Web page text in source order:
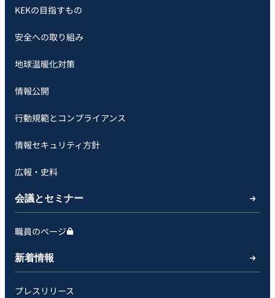
KEKの目指すもの
安全への取り組み
地球温暖化対策
情報公開
行動規範とコンプライアンス
情報セキュリティ方針
広報・史料
会議とセミナー
職員のページ
新着情報
プレスリリース